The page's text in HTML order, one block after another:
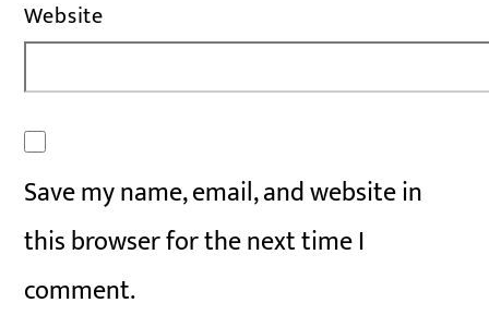
Website
Save my name, email, and website in
this browser for the next time I
comment.